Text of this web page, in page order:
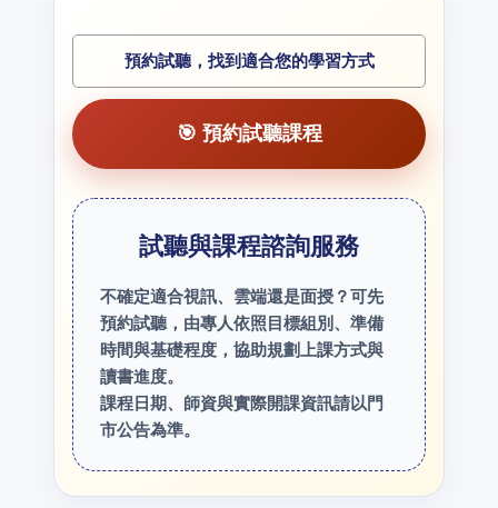
預約試聽，找到適合您的學習方式
🎯 預約試聽課程
試聽與課程諮詢服務
不確定適合視訊、雲端還是面授？可先
預約試聽，由專人依照目標組別、準備
時間與基礎程度，協助規劃上課方式與
讀書進度。
課程日期、師資與實際開課資訊請以門
市公告為準。